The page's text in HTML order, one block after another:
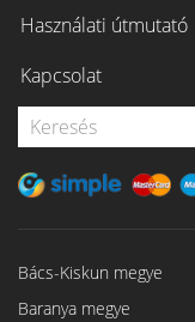
Használati útmutató
Kapcsolat
Bács-Kiskun megye
Baranya megye